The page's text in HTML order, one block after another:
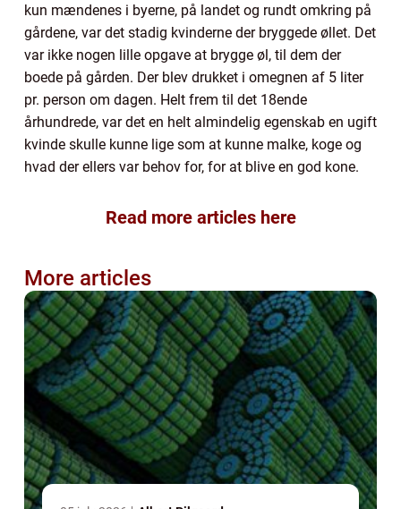
kun mændenes i byerne, på landet og rundt omkring på
gårdene, var det stadig kvinderne der bryggede øllet. Det
var ikke nogen lille opgave at brygge øl, til dem der
boede på gården. Der blev drukket i omegnen af 5 liter
pr. person om dagen. Helt frem til det 18ende
århundrede, var det en helt almindelig egenskab en ugift
kvinde skulle kunne lige som at kunne malke, koge og
hvad der ellers var behov for, for at blive en god kone.
Read more articles here
More articles